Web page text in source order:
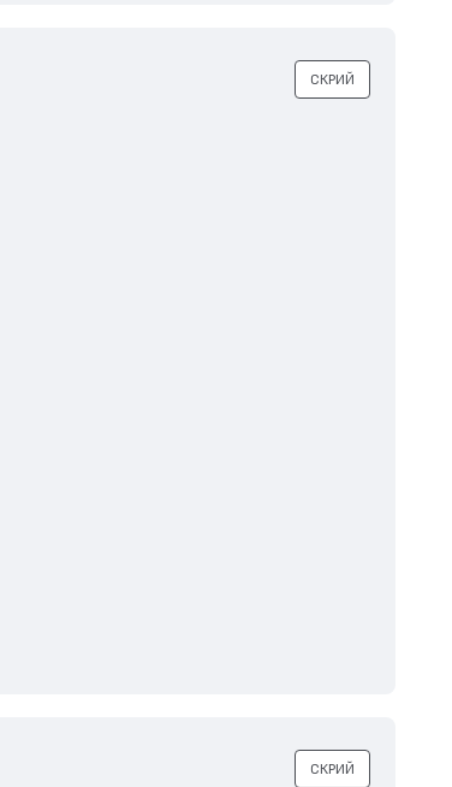
СКРИЙ
СКРИЙ